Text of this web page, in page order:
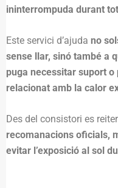
ininterrompuda durant
Este servici d’ajuda no
sense llar, sinó també a
puga necessitar suport
relacionat amb la calor
Des del consistori es
recomanacions oficials,
evitar l’exposició al sol